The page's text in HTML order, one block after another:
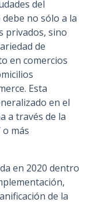
del
no sólo a la
privados, sino
de
en comercios
Esta
en el
a través de la
más
en 2020 dentro
de la